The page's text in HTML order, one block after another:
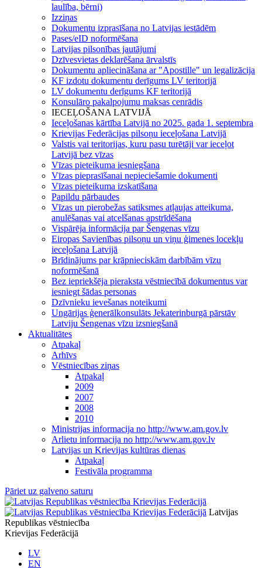
laulība, bērni)
Izziņas
Dokumentu izprasīšana no Latvijas iestādēm
Pases/eID noformēšana
Latvijas pilsonības jautājumi
Dzīvesvietas deklarēšana ārvalstīs
Dokumentu apliecināšana ar "Apostille" un legalizācija
KF izdotu dokumentu derīgums LV teritorijā
LV dokumentu derīgums KF teritorijā
Konsulāro pakalpojumu maksas cenrādis
IECEĻOŠANA LATVIJĀ
Ieceļošanas kārtība Latvijā no 2025. gada 1. septembra
Krievijas Federācijas pilsoņu ieceļošana Latvijā
Valstis vai teritorijas, kuru pasu turētāji var ieceļot
Latvijā bez vīzas
Vīzas pieteikuma iesniegšana
Vīzas pieprasīšanai nepieciešamie dokumenti
Vīzas pieteikuma izskatīšana
Papildu pārbaudes
Vīzas un pierobežas satiksmes atļaujas atteikuma,
anulēšanas vai atcelšanas apstrīdēšana
Vispārēja informācija par Šengenas vīzu
Eiropas Savienības pilsoņu un viņu ģimenes locekļu
ieceļošana Latvijā
Brīdinājums par krāpnieciskām darbībām vīzu
noformēšanā
Bez iepriekšēja pieraksta vēstniecībā dokumentus var
iesniegt šādas personas
Dzīvnieku ievešanas noteikumi
Ungārijas ģenerālkonsulāts Jekaterinburgā pārstāv
Latviju Šengenas vīzu izsniegšanā
Aktualitātes
Atpakaļ
Arhīvs
Vēstniecības ziņas
Atpakaļ
2009
2007
2008
2010
Ministrijas informacija no http://www.am.gov.lv
Arlietu informacija no http://www.am.gov.lv
Latvijas un Krievijas kultūras dienas
Atpakaļ
Festivāla programma
Pāriet uz galveno saturu
Latvijas
Republikas vēstniecība
Krievijas Federācijā
LV
EN